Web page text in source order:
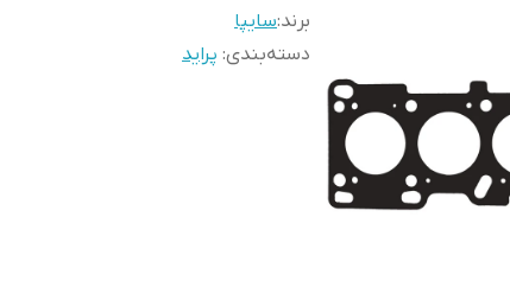
برند:سایپا
دسته‌بندی: پراید